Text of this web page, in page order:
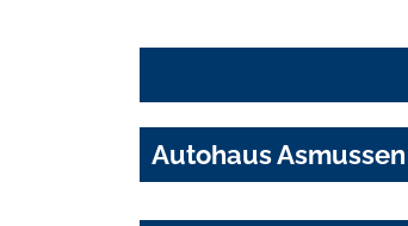
Autohaus Asmussen